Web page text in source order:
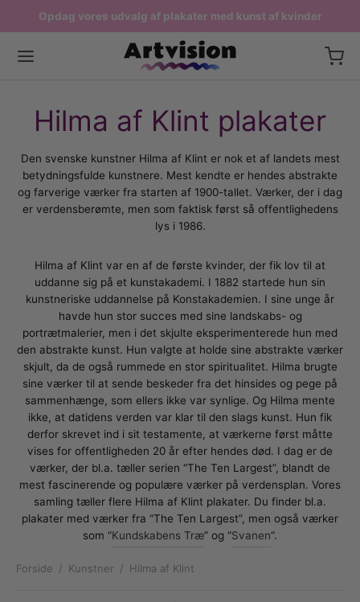
Opdag vores udvalg af plakater med kunst af kvinder
Fri fragt ved køb over 599,-
Hilma af Klint plakater
Den svenske kunstner Hilma af Klint er nok et af landets mest
betydningsfulde kunstnere. Mest kendte er hendes abstrakte
og farverige værker fra starten af 1900-tallet. Værker, der i dag
er verdensberømte, men som faktisk først så offentlighedens
lys i 1986.
Hilma af Klint var en af de første kvinder, der fik lov til at
uddanne sig på et kunstakademi. I 1882 startede hun sin
kunstneriske uddannelse på Konstakademien. I sine unge år
havde hun stor succes med sine landskabs- og
portrætmalerier, men i det skjulte eksperimenterede hun med
den abstrakte kunst. Hun valgte at holde sine abstrakte værker
skjult, da de også rummede en stor spiritualitet. Hilma brugte
sine værker til at sende beskeder fra det hinsides og pege på
sammenhænge, som ellers ikke var synlige. Og Hilma mente
ikke, at datidens verden var klar til den slags kunst. Hun fik
derfor skrevet ind i sit testamente, at værkerne først måtte
vises for offentligheden 20 år efter hendes død. I dag er de
værker, der bl.a. tæller serien “The Ten Largest”, blandt de
mest fascinerende og populære værker på verdensplan. Vores
samling tæller flere Hilma af Klint plakater. Du finder bl.a.
plakater med værker fra “The Ten Largest”, men også værker
som “Kundskabens Træ” og “Svanen“.
Forside / Kunstner / Hilma af Klint
med Danmark
Plakater
plakater
i pastelfarver
plakater
plakater
kunstnere
kunst
kunst
til stuen
til køkkenet
til børneværelset
til badeværelset
til sommerhuset
Dag plakater
af kvinder
plakater
plakater
med kvinder